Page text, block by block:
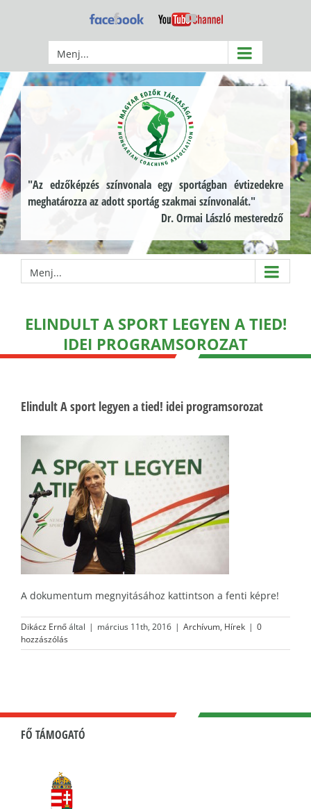
Facebook YouTube
Menj...
"Az edzőképzés színvonala egy sportágban évtizedekre
meghatározza az adott sportág szakmai színvonalát."
Dr. Ormai László mesteredző
Menj...
ELINDULT A SPORT LEGYEN A TIED!
IDEI PROGRAMSOROZAT
Elindult A sport legyen a tied! idei programsorozat
A dokumentum megnyitásához kattintson a fenti képre!
Dikácz Ernőáltal | március 11th, 2016 | Archívum, Hírek | 0
hozzászólás
FŐ TÁMOGATÓ